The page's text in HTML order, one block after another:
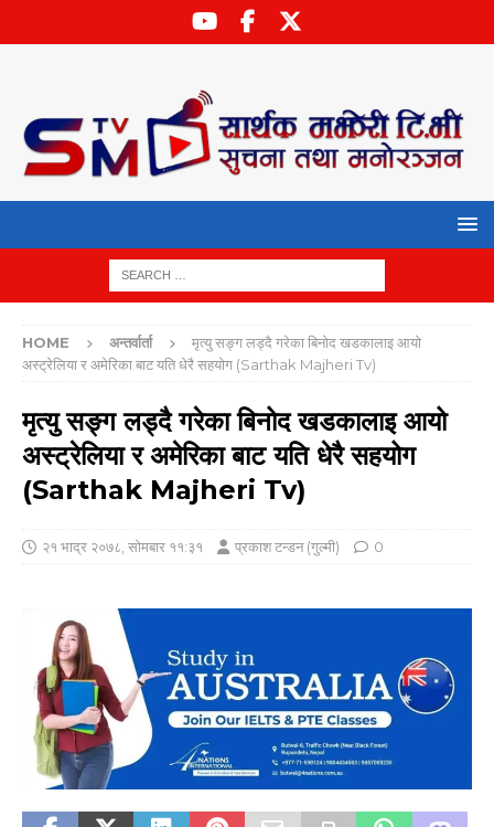
HOME अन्तर्वार्ता
मृत्यु सङ्ग लड्दै गरेका बिनोद खडकालाइ आयो
अस्ट्रेलिया र अमेरिका बाट यति धेरै सहयोग (Sarthak Majheri Tv)
मृत्यु सङ्ग लड्दै गरेका बिनोद खडकालाइ आयो
अस्ट्रेलिया र अमेरिका बाट यति धेरै सहयोग
(Sarthak Majheri Tv)
२१ भाद्र २०७८, सोमबार ११:३१ प्रकाश टन्डन (गुल्मी) 0